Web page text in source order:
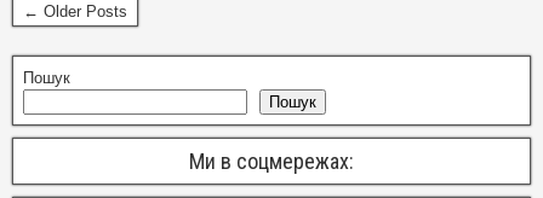
← Older Posts
Пошук
Пошук
Ми в соцмережах: